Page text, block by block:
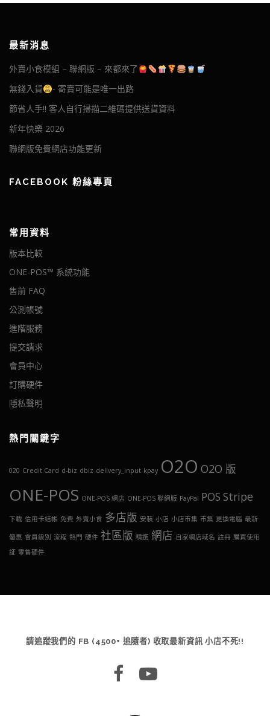
最新消息
外賣小食模組 – 聯網版 – 來都來了
無錢入貨
- 寄賣可能是唯一出路
節省人手!! 客人自行掃描二維碼提供送貨資料
新年快樂 2026
聯網版免費網店功能更新
FACEBOOK 粉絲專頁
常用資料
版本比較
ONE-POS™ 系統功能
售前 FAQ
公測帳號
進階服務
提交請求
會員中心
訂購硬件
隱私聲明
熱門關鍵字
020 Credit Card d-biz dbiz delivery_input kpay O2O O2O 版
ONE-POS ONE-POS 網店 ONE-POS 聯網版 PayPal POS Stripe
下載 信用卡結帳 免費 外賣小食 多店版 安裝 小店 小店市集 市集 更換電腦 最新
優惠 會員級別 流程 熱門 硬件 社區版 精選 網店 自家網店域名 註冊 購買使用
証 零售硬件
請追蹤我們的 FB (4500+ 追隨者) 收取最新資訊 小店不死!!